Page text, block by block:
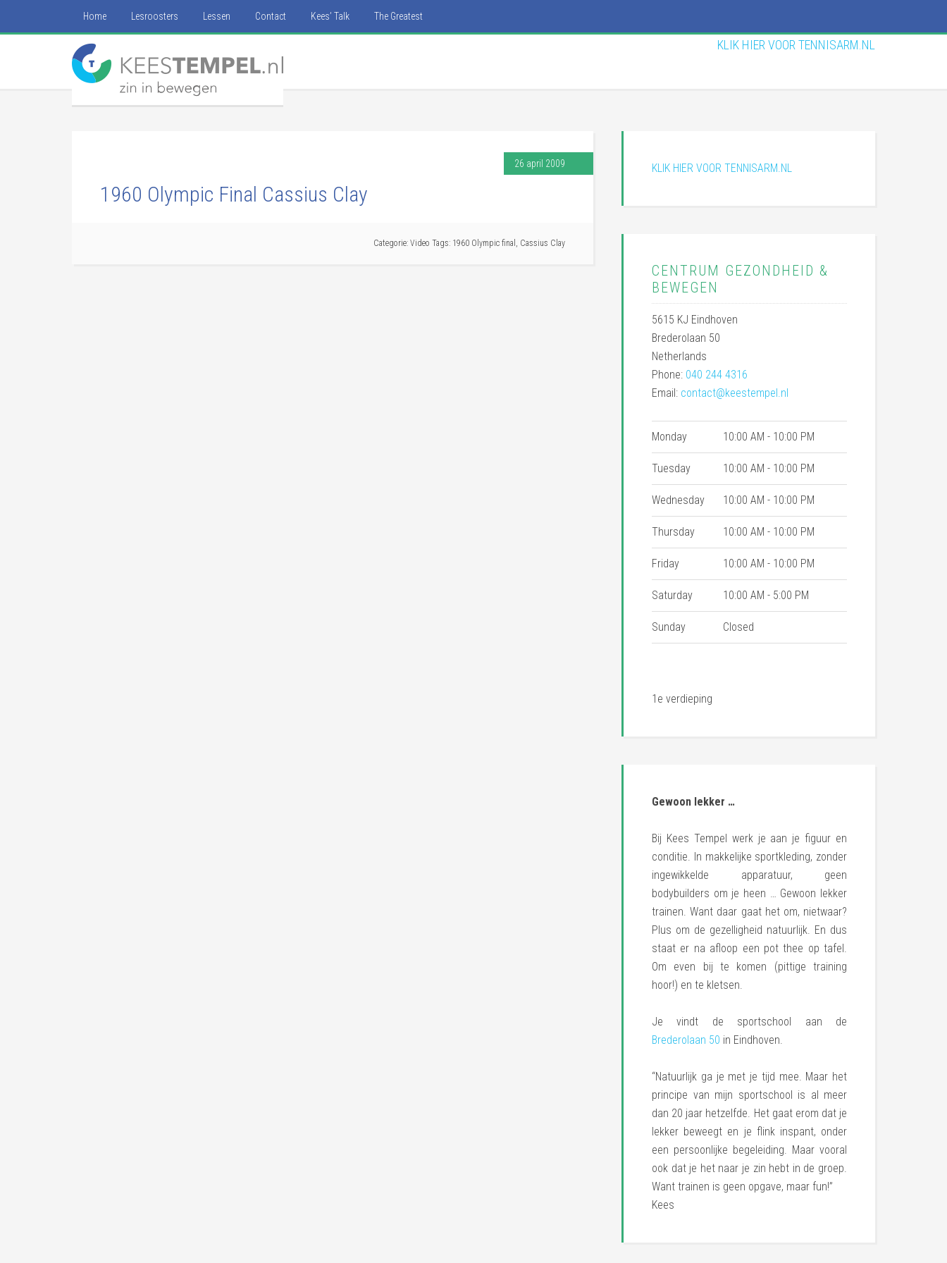
Home Lesroosters Lessen Contact Kees’ Talk The Greatest
KLIK HIER VOOR TENNISARM.NL
26 april 2009
1960 Olympic Final Cassius Clay
Categorie: Video Tags: 1960 Olympic final , Cassius Clay
KLIK HIER VOOR TENNISARM.NL
CENTRUM GEZONDHEID &
BEWEGEN
5615 KJ Eindhoven
Brederolaan 50
Netherlands
Phone: 040 244 4316
Email: contact@keestempel.nl
Monday 10:00 AM - 10:00 PM
Tuesday 10:00 AM - 10:00 PM
Wednesday 10:00 AM - 10:00 PM
Thursday 10:00 AM - 10:00 PM
Friday 10:00 AM - 10:00 PM
Saturday 10:00 AM - 5:00 PM
Sunday Closed
1e verdieping
Gewoon lekker …
Bij Kees Tempel werk je aan je figuur en
conditie. In makkelijke sportkleding, zonder
ingewikkelde apparatuur, geen
bodybuilders om je heen … Gewoon lekker
trainen. Want daar gaat het om, nietwaar?
Plus om de gezelligheid natuurlijk. En dus
staat er na afloop een pot thee op tafel.
Om even bij te komen (pittige training
hoor!) en te kletsen.
Je vindt de sportschool aan de
Brederolaan 50 in Eindhoven.
“Natuurlijk ga je met je tijd mee. Maar het
principe van mijn sportschool is al meer
dan 20 jaar hetzelfde. Het gaat erom dat je
lekker beweegt en je flink inspant, onder
een persoonlijke begeleiding. Maar vooral
ook dat je het naar je zin hebt in de groep.
Want trainen is geen opgave, maar fun!”
Kees